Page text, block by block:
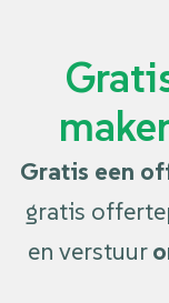
Gratis een
gratis
en verstuur